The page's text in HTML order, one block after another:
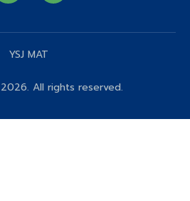
YSJ MAT
All rights reserved.